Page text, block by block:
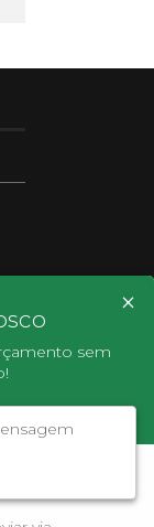
×
sem